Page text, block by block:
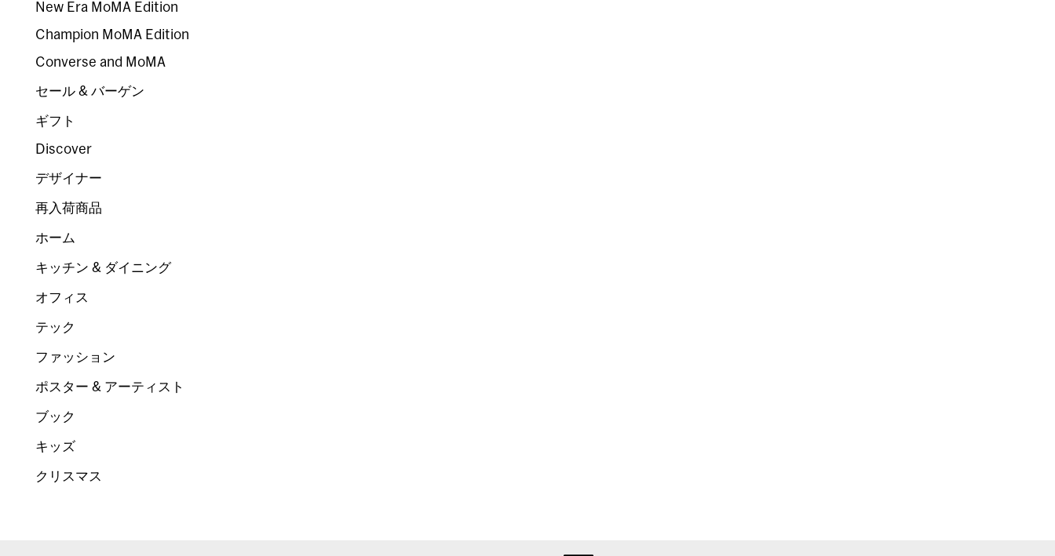
New Era MoMA Edition
Champion MoMA Edition
Converse and MoMA
セール & バーゲン
ギフト
Discover
デザイナー
再入荷商品
ホーム
キッチン & ダイニング
オフィス
テック
ファッション
ポスター & アーティスト
ブック
キッズ
クリスマス